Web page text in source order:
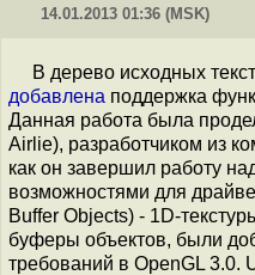
14.01.2013 01:36 (MSK)
В дерево исходных
добавлена поддержка
Данная работа была
Airlie), разработчиком из
как он завершил работу
возможностями для
Buffer Objects) - 1D-
буферы объектов, были
требований в OpenGL 3.0.